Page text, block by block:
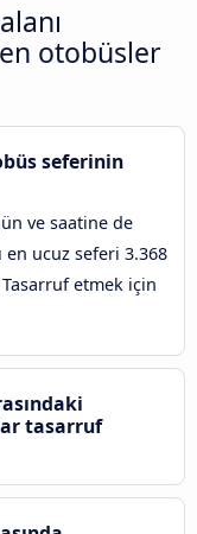
otobüsler
seferinin
ve saatine de
en ucuz seferi 3.368
etmek için
tasarruf